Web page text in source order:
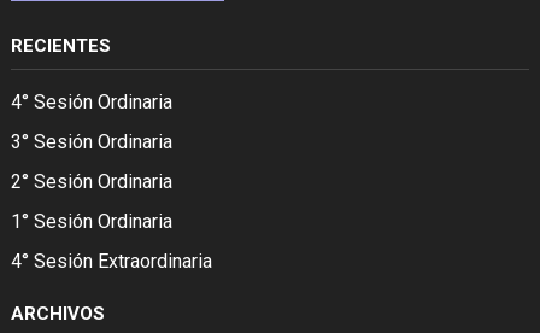
RECIENTES
4° Sesión Ordinaria
3° Sesión Ordinaria
2° Sesión Ordinaria
1° Sesión Ordinaria
4° Sesión Extraordinaria
ARCHIVOS